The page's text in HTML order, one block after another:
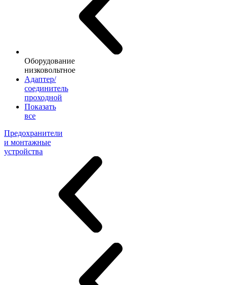
Оборудование
низковольтное
Адаптер/
соединитель
проходной
Показать
все
Предохранители
и монтажные
устройства